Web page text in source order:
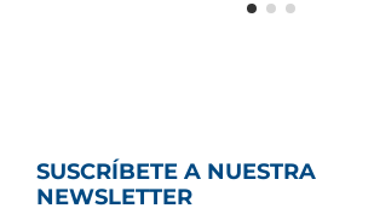
SUSCRÍBETE A NUESTRA
NEWSLETTER